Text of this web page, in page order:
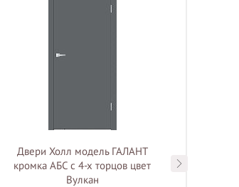
Двери Холл модель ГАЛАНТ
кромка АБС с 4-х торцов цвет
Вулкан